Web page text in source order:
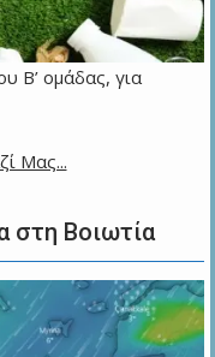
Β’ ομάδας, για
στη Βοιωτία